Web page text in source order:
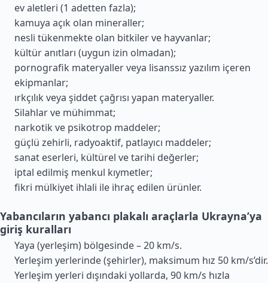
ev aletleri (1 adetten fazla);
kamuya açık olan mineraller;
nesli tükenmekte olan bitkiler ve hayvanlar;
kültür anıtları (uygun izin olmadan);
pornografik materyaller veya lisanssız yazılım içeren
ekipmanlar;
ırkçılık veya şiddet çağrısı yapan materyaller.
Silahlar ve mühimmat;
narkotik ve psikotrop maddeler;
güçlü zehirli, radyoaktif, patlayıcı maddeler;
sanat eserleri, kültürel ve tarihi değerler;
iptal edilmiş menkul kıymetler;
fikri mülkiyet ihlali ile ihraç edilen ürünler.
Yabancıların yabancı plakalı araçlarla Ukrayna’ya
giriş kuralları
Yaya (yerleşim) bölgesinde – 20 km/s.
Yerleşim yerlerinde (şehirler), maksimum hız 50 km/s’dir.
Yerleşim yerleri dışındaki yollarda, 90 km/s hızla